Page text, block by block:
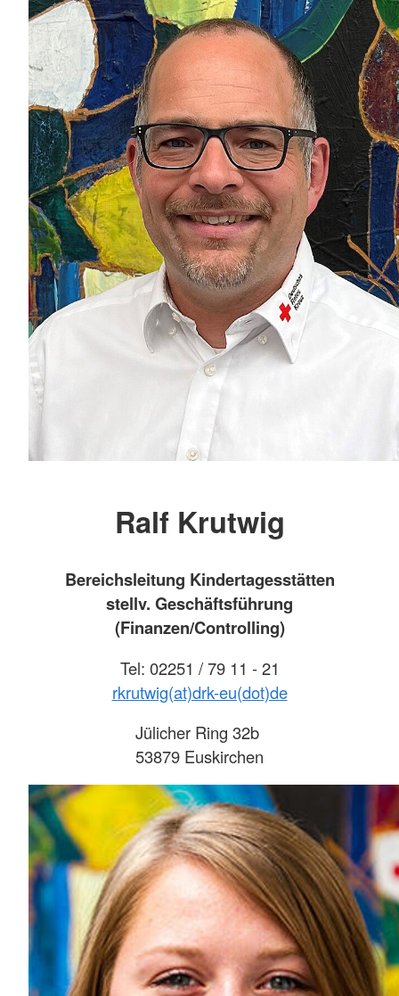
Ralf Krutwig
Bereichsleitung Kindertagesstätten
stellv. Geschäftsführung
(Finanzen/Controlling)
Tel: 02251 / 79 11 - 21
rkrutwig(at)drk-eu(dot)de
Jülicher Ring 32b
53879 Euskirchen